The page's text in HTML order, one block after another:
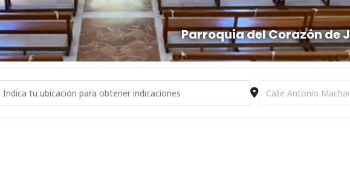
Parroquia del Corazón de
Address - Concierto de clavecín: Jean Philippe Rameau (1683-1764) [TdgDNBQZw]
Destination Address -